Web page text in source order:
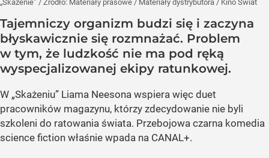
„Skażenie” / Źródło: Materiały prasowe / Materiały dystrybutora / Kino Świat
Tajemniczy organizm budzi się i zaczyna
błyskawicznie się rozmnażać. Problem
w tym, że ludzkość nie ma pod ręką
wyspecjalizowanej ekipy ratunkowej.
W „Skażeniu” Liama Neesona wspiera więc duet
pracowników magazynu, którzy zdecydowanie nie byli
szkoleni do ratowania świata. Przebojowa czarna komedia
science fiction właśnie wpada na CANAL+.